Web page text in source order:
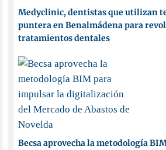
Medyclinic, dentistas que utilizan
puntera en Benalmádena para
tratamientos dentales
Becsa aprovecha la metodología